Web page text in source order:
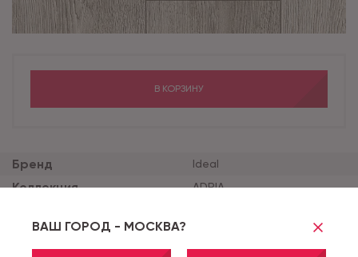
ВАШ ГОРОД - МОСКВА?
Бренд Ideal
Коллекция ADRIA
Толщина защитного сло
я (мм)
В КОРЗИНУ